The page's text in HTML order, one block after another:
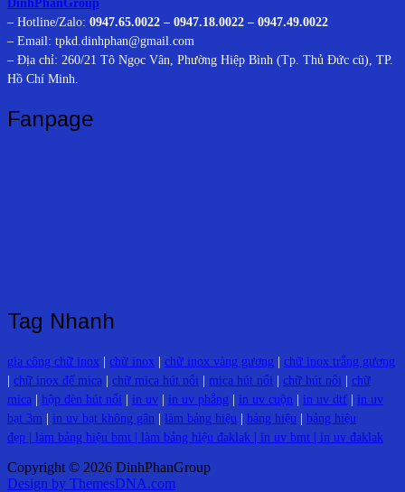
DinhPhanGroup
– Hotline/Zalo: 0947.65.0022 – 0947.18.0022 – 0947.49.0022
– Email: tpkd.dinhphan@gmail.com
– Địa chỉ: 260/21 Tô Ngọc Vân, Phường Hiệp Bình (Tp. Thủ Đức cũ), TP.
Hồ Chí Minh.
Fanpage
Tag Nhanh
gia công chữ inox | chữ inox | chữ inox vàng gương | chữ inox trắng gương
| chữ inox đế mica | chữ mica hút nổi | mica hút nổi | chữ hút nổi | chữ
mica | hộp đèn hút nổi | in uv | in uv phẳng | in uv cuộn | in uv dtf | in uv
bạt 3m | in uv bạt không gân | làm bảng hiệu | bảng hiệu | bảng hiệu
đẹp | làm bảng hiệu bmt | làm bảng hiệu đaklak | in uv bmt | in uv đaklak
Copyright © 2026 DinhPhanGroup
Design by ThemesDNA.com